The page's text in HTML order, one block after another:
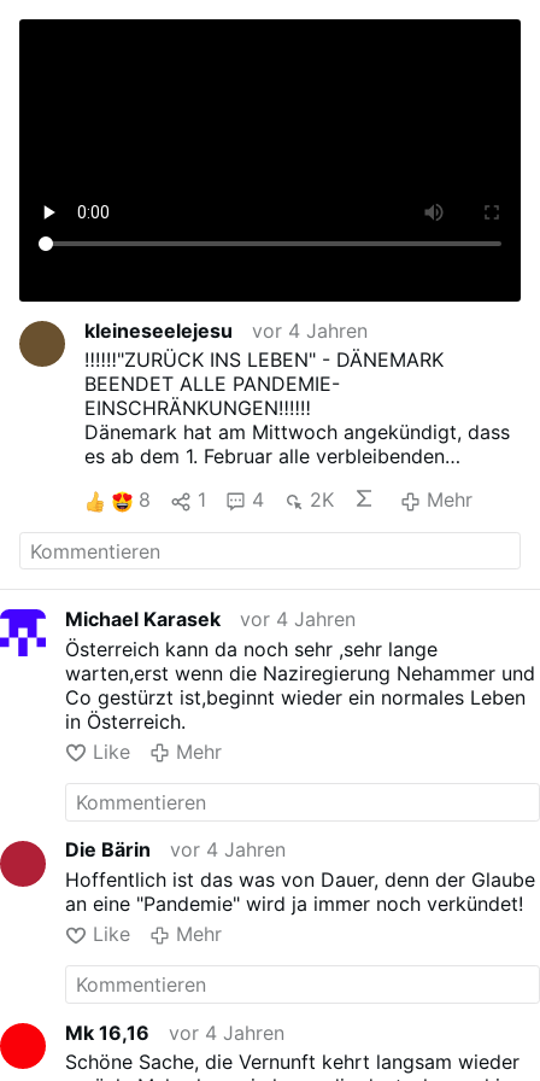
kleineseelejesu
vor 4 Jahren
‼‼‼"ZURÜCK INS LEBEN" - DÄNEMARK
BEENDET ALLE PANDEMIE-
EINSCHRÄNKUNGEN‼‼‼
Dänemark hat am Mittwoch angekündigt, dass
es ab dem 1. Februar alle verbleibenden
wird.
Die dänische Premierministerin Mette
Frederiksen wandte sich an die Nation und
sagte, dass sie nach vielen ernsten
Nachrichten" überbringen könne.
News.ch "Das Original"
8 1 4 2K Mehr
Michael Karasek
vor 4 Jahren
Österreich kann da noch sehr ,sehr lange
warten,erst wenn die Naziregierung Nehammer und
Co gestürzt ist,beginnt wieder ein normales Leben
in Österreich.
Like
Mehr
Die Bärin
vor 4 Jahren
Hoffentlich ist das was von Dauer, denn der Glaube
an eine "Pandemie" wird ja immer noch verkündet!
Like
Mehr
Mk 16,16
vor 4 Jahren
Schöne Sache, die Vernunft kehrt langsam wieder